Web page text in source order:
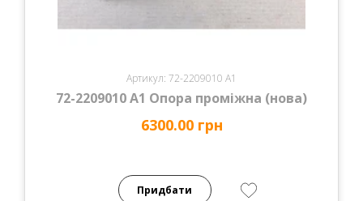
Артикул: 72-2209010 А1
72-2209010 А1 Опора проміжна (нова)
6300.00 грн
Придбати